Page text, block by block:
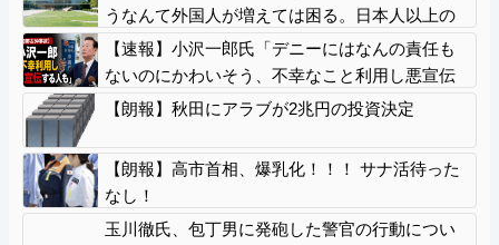
うなんて外国人が増えては困る。日本人以上の
水準のみ許可」
【速報】小沢一郎氏「デニーにはなんの責任も
ないのにかわいそう、不幸なこと利用し悪宣伝
する人にしっかり対応を」
【朗報】秋田にアラブが2兆円の投資決定
【朗報】高市首相、爆乳化！！！ サナ活待った
なし！
玉川徹氏、包丁男に発砲した警官の行動につい